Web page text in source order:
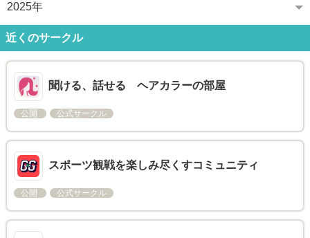
2025年
近くのサークル
聞ける、話せる ヘアカラーの部屋
公開 公式サークル
スポーツ観戦を楽しみ尽くすコミュニティ
公開 公式サークル